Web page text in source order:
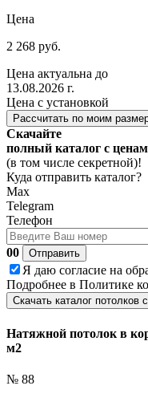
Цена
2 268 руб.
Цена актуальна до
13.08.2026 г.
Цена с установкой
Рассчитать по моим
Скачайте
полный каталог с
(в том числе секретной)!
Куда отправить каталог?
Max
Telegram
Телефон
00
Отправить
Я даю согласие на
Подробнее в Политике
Скачать каталог потолков
Натяжной потолок в
м2
№ 88